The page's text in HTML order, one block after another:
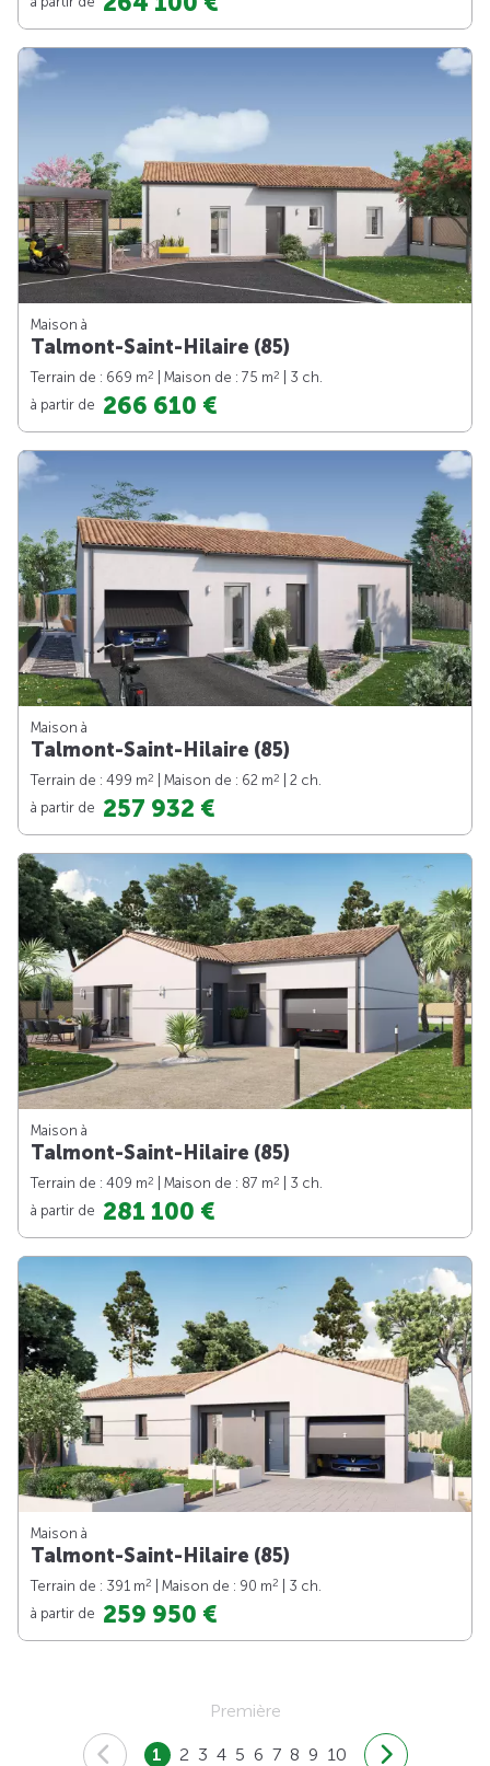
Maison à
Talmont-Saint-Hilaire (85)
Terrain de : 669 m2 | Maison de : 75 m2
| 3 ch.
à partir de 266 610 €
Maison à
Talmont-Saint-Hilaire (85)
Terrain de : 499 m2 | Maison de : 62 m2
| 2 ch.
à partir de 257 932 €
Maison à
Talmont-Saint-Hilaire (85)
Terrain de : 409 m2 | Maison de : 87 m2
| 3 ch.
à partir de 281 100 €
Maison à
Talmont-Saint-Hilaire (85)
Terrain de : 391 m2 | Maison de : 90 m2
| 3 ch.
à partir de 259 950 €
Première
1 2 3 4 5 6 7 8 9 10